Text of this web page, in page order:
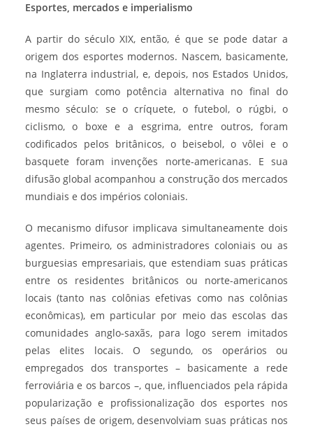
Esportes, mercados e imperialismo
A partir do século XIX, então, é que se pode datar a
origem dos esportes modernos. Nascem, basicamente,
na Inglaterra industrial, e, depois, nos Estados Unidos,
que surgiam como potência alternativa no final do
mesmo século: se o críquete, o futebol, o rúgbi, o
ciclismo, o boxe e a esgrima, entre outros, foram
codificados pelos britânicos, o beisebol, o vôlei e o
basquete foram invenções norte-americanas. E sua
difusão global acompanhou a construção dos mercados
mundiais e dos impérios coloniais.
O mecanismo difusor implicava simultaneamente dois
agentes. Primeiro, os administradores coloniais ou as
burguesias empresariais, que estendiam suas práticas
entre os residentes britânicos ou norte-americanos
locais (tanto nas colônias efetivas como nas colônias
econômicas), em particular por meio das escolas das
comunidades anglo-saxãs, para logo serem imitados
pelas elites locais. O segundo, os operários ou
empregados dos transportes – basicamente a rede
ferroviária e os barcos –, que, influenciados pela rápida
popularização e profissionalização dos esportes nos
seus países de origem, desenvolviam suas práticas nos